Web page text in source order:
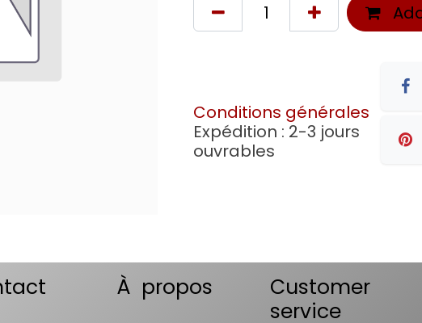
Conditions générales
Expédition : 2-3 jours
ouvrables
À propos
Customer
service